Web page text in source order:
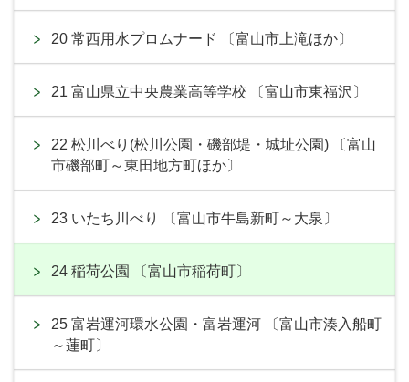
20 常西用水プロムナード 〔富山市上滝ほか〕
21 富山県立中央農業高等学校 〔富山市東福沢〕
22 松川べり(松川公園・磯部堤・城址公園) 〔富山
市磯部町～東田地方町ほか〕
23 いたち川べり 〔富山市牛島新町～大泉〕
24 稲荷公園 〔富山市稲荷町〕
25 富岩運河環水公園・富岩運河 〔富山市湊入船町
～蓮町〕